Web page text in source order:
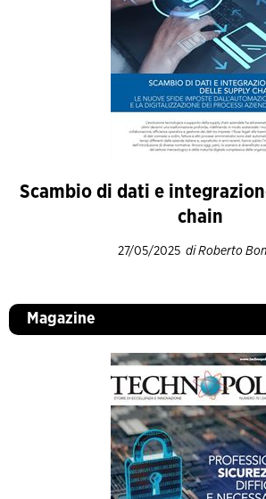
Scambio di dati e
chain
27/05/2025 di Roberto
Magazine